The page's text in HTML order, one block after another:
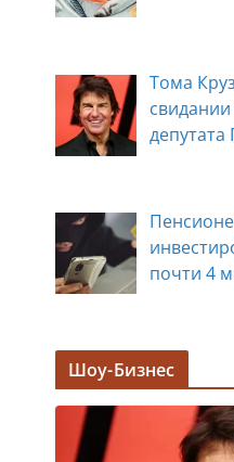
Тома
депутата
почти 4
прошли
Шоу-Бизнес